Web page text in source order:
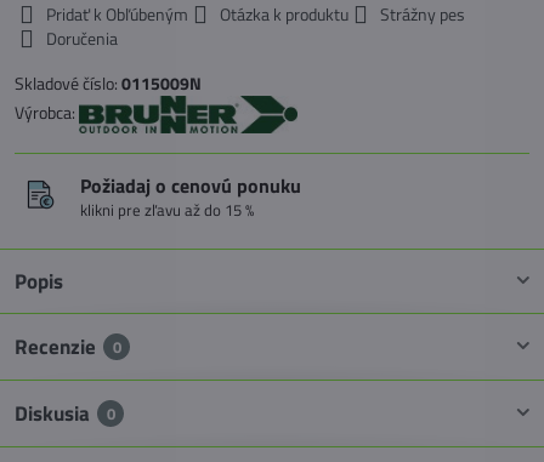
Pridať k Obľúbeným
Otázka k produktu
Strážny pes
Doručenia
Skladové číslo:0115009N
Výrobca:
Požiadaj o cenovú ponuku
klikni pre zľavu až do 15 %
Popis
Recenzie 0
Diskusia 0